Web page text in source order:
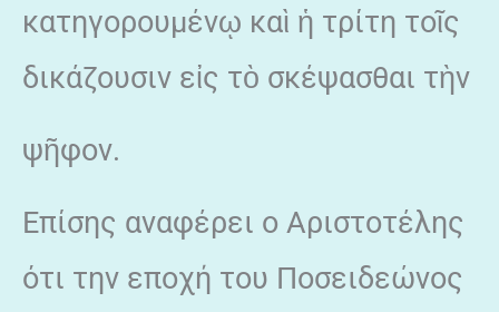
κατηγορουμένῳ καὶ ἡ τρίτη τοῖς
δικάζουσιν εἰς τὸ σκέψασθαι τὴν
ψῆφον.
Επίσης αναφέρει ο Αριστοτέλης
ότι την εποχή του Ποσειδεώνος